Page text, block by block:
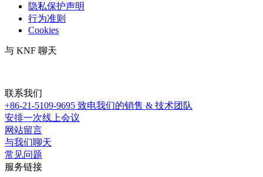
隐私保护声明
行为准则
Cookies
与 KNF 聊天
联系我们
+86-21-5109-9695 致电我们的销售 & 技术团队
安排一次线上会议
网站留言
与我们聊天
常见问题
服务链接